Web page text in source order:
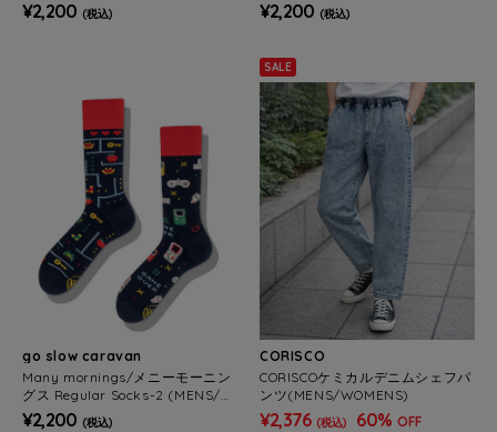
OMENS)
¥2,200 (税込)
OMENS)
¥2,200 (税込)
go slow caravan
Many mornings/メニーモーニン
グス Regular Socks-2 (MENS/W
OMENS)
¥2,200 (税込)
SALE
CORISCO
CORISCOケミカルデニムシェフパ
ンツ(MENS/WOMENS)
¥2,376 (税込) 60% OFF